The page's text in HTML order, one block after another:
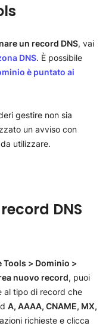
un record DNS, vai
DNS. È possibile
è puntato ai
gestire non sia
un avviso con
utilizzare.
DNS
Tools > Dominio >
nuovo record, puoi
al tipo di record che
A, AAAA, CNAME, MX,
richieste e clicca